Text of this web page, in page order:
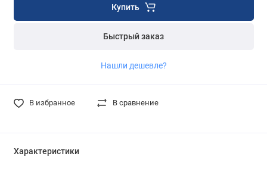
Купить
Быстрый заказ
Нашли дешевле?
В избранное В сравнение
Характеристики